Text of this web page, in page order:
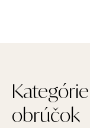
obrúčok